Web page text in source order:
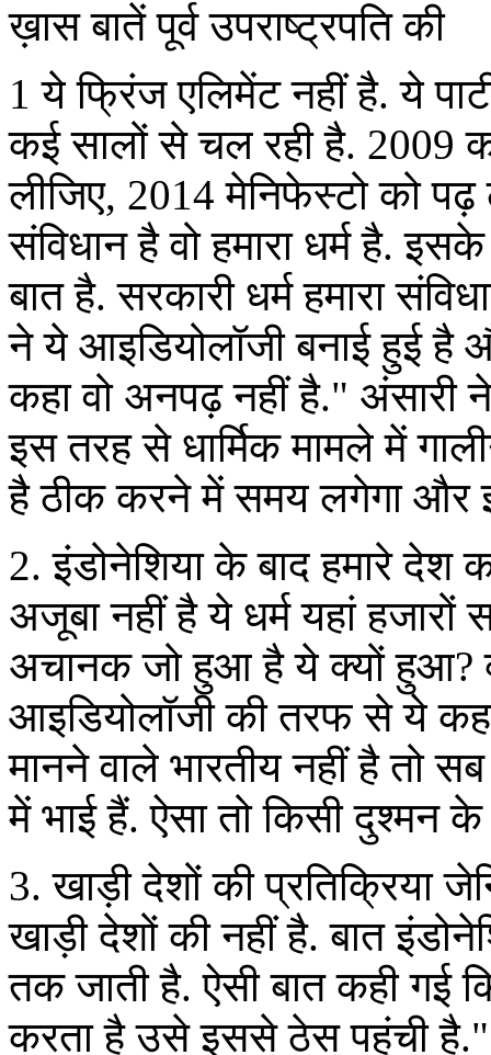
ख़ास बातें पूर्व उपराष्ट्रपति की
1 ये फ्रिंज एलिमेंट नहीं है. ये
कई सालों से चल रही है. 2009
लीजिए, 2014 मेनिफेस्टो को
संविधान है वो हमारा धर्म है.
बात है. सरकारी धर्म हमारा
ने ये आइडियोलॉजी बनाई हुई है
कहा वो अनपढ़ नहीं है." अंसारी
इस तरह से धार्मिक मामले में
है ठीक करने में समय लगेगा और
2. इंडोनेशिया के बाद हमारे देश
अजूबा नहीं है ये धर्म यहां
अचानक जो हुआ है ये क्यों हुआ?
आइडियोलॉजी की तरफ से ये
मानने वाले भारतीय नहीं है तो
में भाई हैं. ऐसा तो किसी दुश्मन
3. खाड़ी देशों की प्रतिक्रिया
खाड़ी देशों की नहीं है. बात
तक जाती है. ऐसी बात कही गई
करता है उसे इससे ठेस पहुंची है."